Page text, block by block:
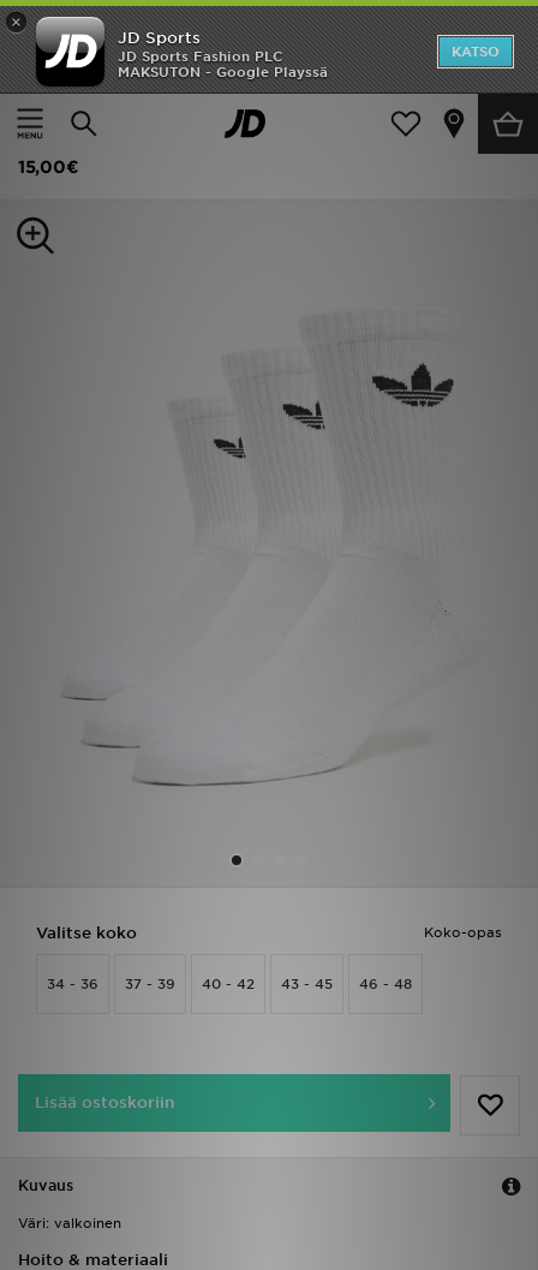
×
JD Sports
JD Sports Fashion PLC
MAKSUTON - Google Playssä
KATSO
Etusivu
Naiset Naisten asusteet Sukat
adidas Originals 3-Pack Crew Socks
15,00€
Koko-opas
Valitse koko
34 - 36 37 - 39 40 - 42 43 - 45 46 - 48
Lisää ostoskoriin
Kuvaus
Väri: valkoinen
Hoito & materiaali
Etusivu
Ale
Miehet
Minun JD